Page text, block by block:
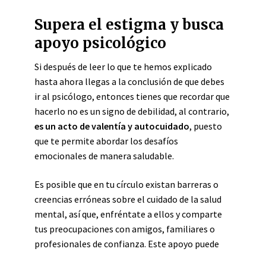
Supera el estigma y busca
apoyo psicológico
Si después de leer lo que te hemos explicado
hasta ahora llegas a la conclusión de que debes
ir al psicólogo, entonces tienes que recordar que
hacerlo no es un signo de debilidad, al contrario,
es un acto de valentía y autocuidado, puesto
que te permite abordar los desafíos
emocionales de manera saludable.
Es posible que en tu círculo existan barreras o
creencias erróneas sobre el cuidado de la salud
mental, así que, enfréntate a ellos y comparte
tus preocupaciones con amigos, familiares o
profesionales de confianza. Este apoyo puede